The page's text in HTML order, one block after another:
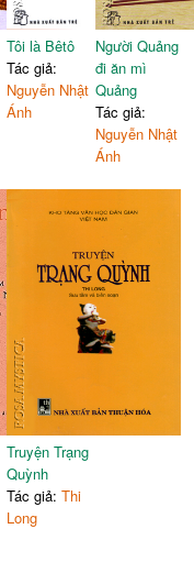
Tôi là Bêtô
Tác giả:
Nguyễn Nhật
Ánh
Người Quảng
đi ăn mì
Quảng
Tác giả:
Nguyễn Nhật
Ánh
Truyện Trạng
Quỳnh
Tác giả: Thi
Long